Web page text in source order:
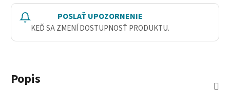
POSLAŤ UPOZORNENIE
KEĎ SA ZMENÍ DOSTUPNOSŤ PRODUKTU.
Popis